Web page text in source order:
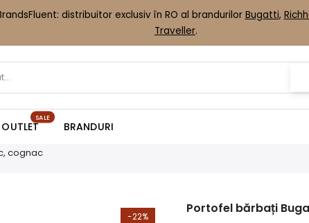
distribuitor exclusiv în RO al brandurilor Bugatti,
Traveller.
OUTLET
SALE
BRANDURI
cognac
-22% Portofel bărbați